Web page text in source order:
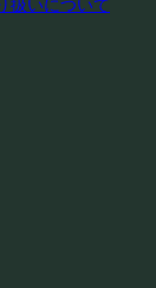
扱いについて